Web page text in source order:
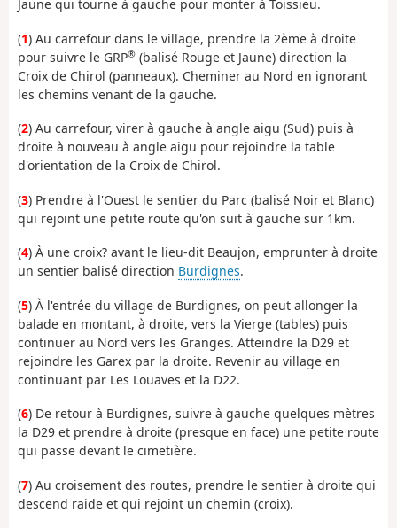
Jaune qui tourne à gauche pour monter à Toissieu.
(1) Au carrefour dans le village, prendre la 2ème à droite
pour suivre le GRP® (balisé Rouge et Jaune) direction la
Croix de Chirol (panneaux). Cheminer au Nord en ignorant
les chemins venant de la gauche.
(2) Au carrefour, virer à gauche à angle aigu (Sud) puis à
droite à nouveau à angle aigu pour rejoindre la table
d'orientation de la Croix de Chirol.
(3) Prendre à l'Ouest le sentier du Parc (balisé Noir et Blanc)
qui rejoint une petite route qu'on suit à gauche sur 1km.
(4) À une croix? avant le lieu-dit Beaujon, emprunter à droite
un sentier balisé direction Burdignes.
(5) À l'entrée du village de Burdignes, on peut allonger la
balade en montant, à droite, vers la Vierge (tables) puis
continuer au Nord vers les Granges. Atteindre la D29 et
rejoindre les Garex par la droite. Revenir au village en
continuant par Les Louaves et la D22.
(6) De retour à Burdignes, suivre à gauche quelques mètres
la D29 et prendre à droite (presque en face) une petite route
qui passe devant le cimetière.
(7) Au croisement des routes, prendre le sentier à droite qui
descend raide et qui rejoint un chemin (croix).